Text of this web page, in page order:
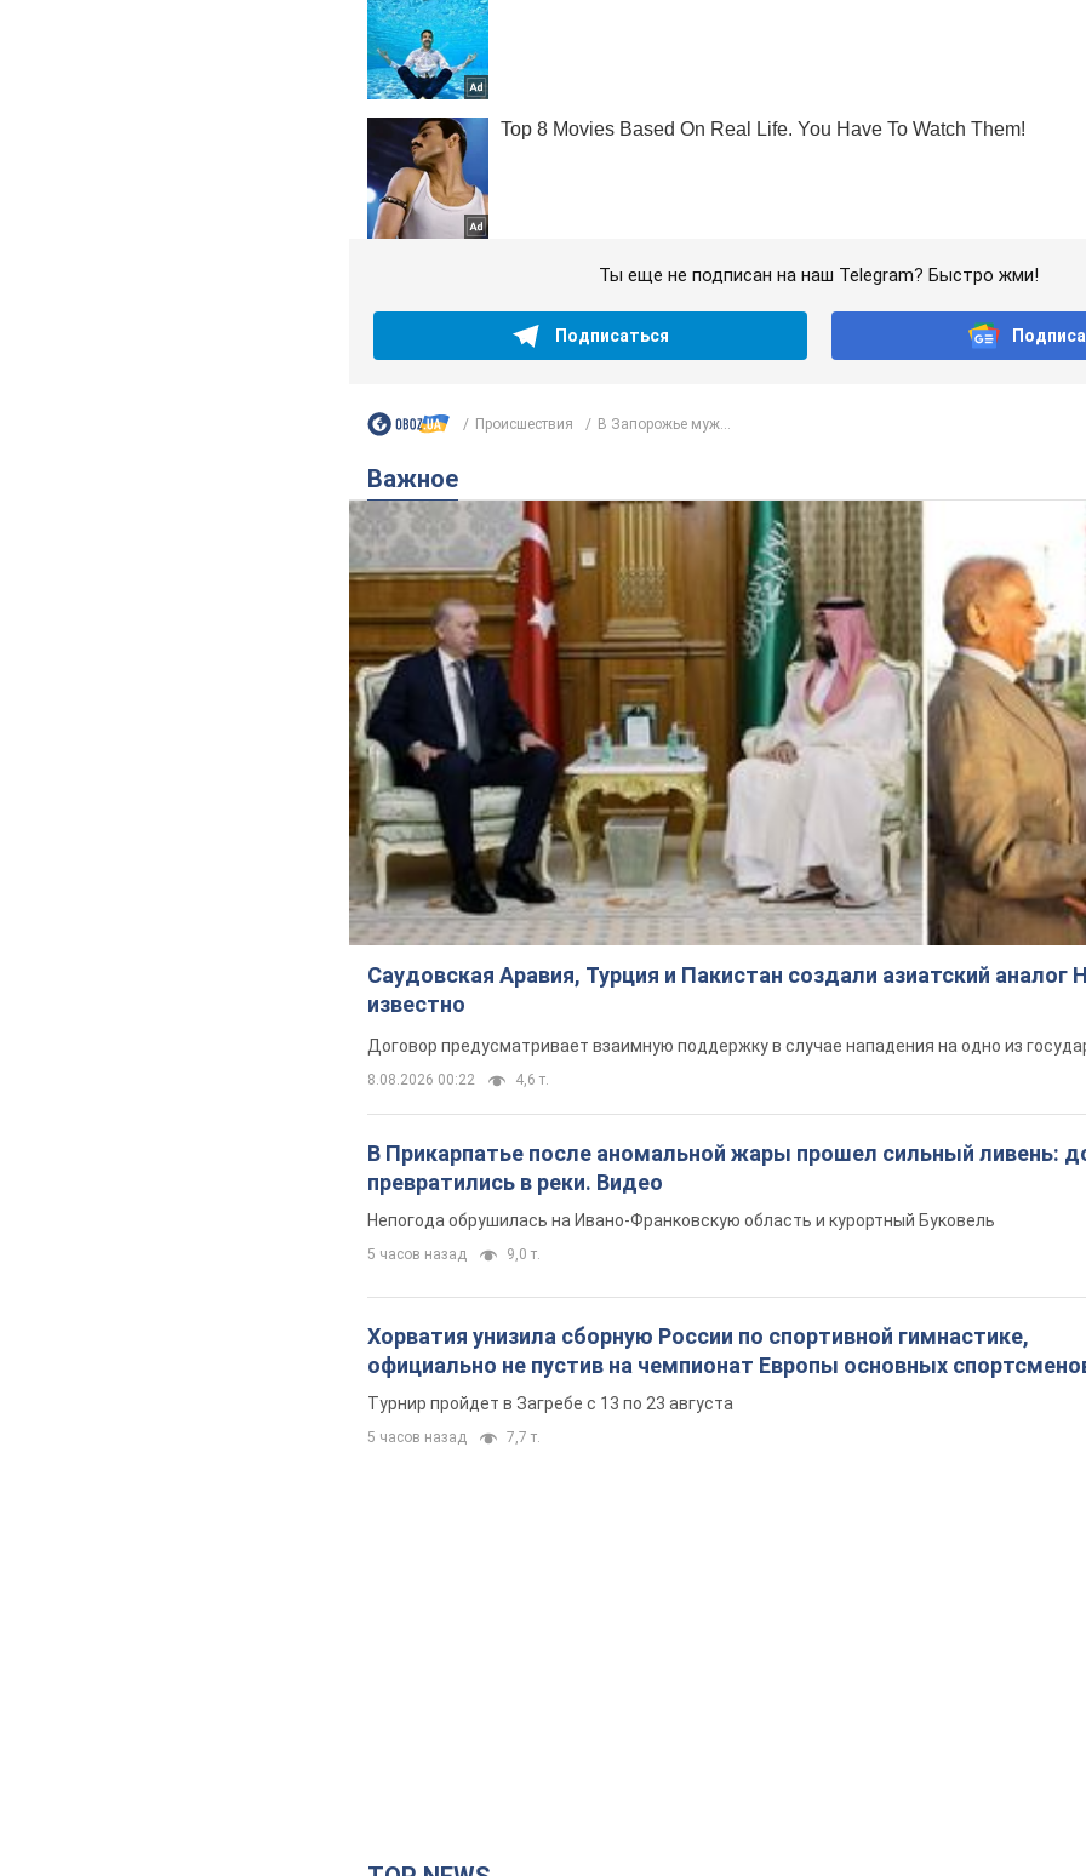
Ты еще не подписан на наш Telegram? Быстро жми!
Подписаться
Происшествия В Запорожье муж...
Важное
Саудовская Аравия, Турция и Пакистан создали азиатский аналог
известно
Договор предусматривает взаимную поддержку в случае нападения на одно из
8.08.2026 00:22 4,6 т.
В Прикарпатье после аномальной жары прошел сильный ливень:
превратились в реки. Видео
Непогода обрушилась на Ивано-Франковскую область и курортный Буковель
5 часов назад 9,0 т.
Хорватия унизила сборную России по спортивной гимнастике,
официально не пустив на чемпионат Европы основных
Турнир пройдет в Загребе с 13 по 23 августа
5 часов назад 7,7 т.